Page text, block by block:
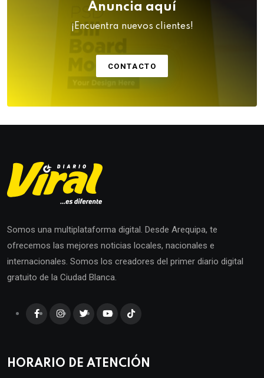
Anuncia aquí
¡Encuentra nuevos clientes!
CONTACTO
Somos una multiplataforma digital. Desde Arequipa, te
ofrecemos las mejores noticias locales, nacionales e
internacionales. Somos los creadores del primer diario digital
gratuito de la Ciudad Blanca.
HORARIO DE ATENCIÓN